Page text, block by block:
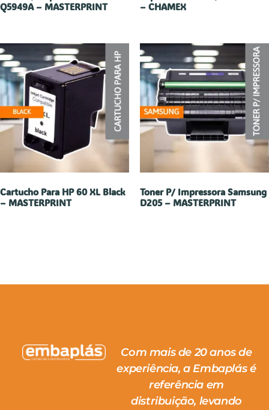
Q5949A – MASTERPRINT
– CHAMEX
Cartucho Para HP 60 XL Black
– MASTERPRINT
Toner P/ Impressora Samsung
D205 – MASTERPRINT
Com mais de 20 anos de
experiência, a Embaplás é
referência em
distribuição, levando